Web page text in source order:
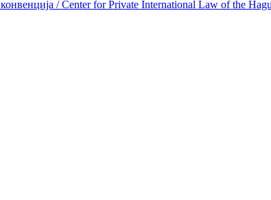
/ Center for Private International Law of the